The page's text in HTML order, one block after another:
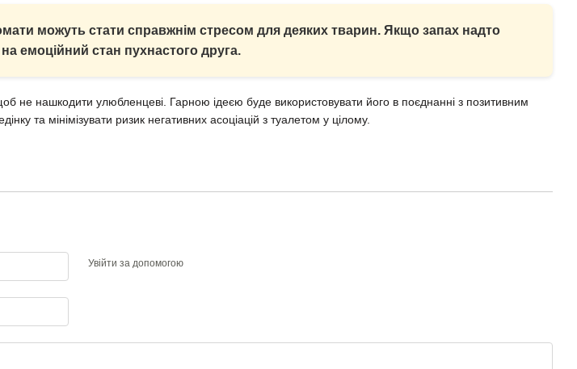
можуть стати справжнім стресом для деяких тварин. Якщо запах надто
емоційний стан пухнастого друга.
не нашкодити улюбленцеві. Гарною ідеєю буде використовувати його в поєднанні з позитивним
та мінімізувати ризик негативних асоціацій з туалетом у цілому.
Увійти за допомогою